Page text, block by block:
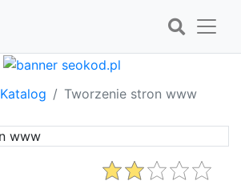
Katalog Tworzenie stron www